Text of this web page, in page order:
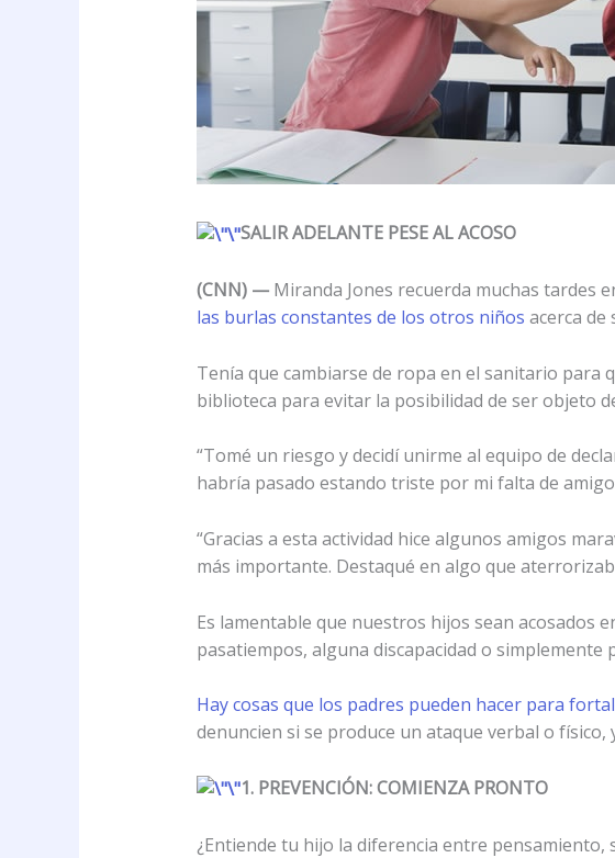
SALIR ADELANTE PESE AL ACOSO
(CNN) — Miranda Jones recuerda muchas tardes
las burlas constantes de los otros niños acerca de
Tenía que cambiarse de ropa en el sanitario para
biblioteca para evitar la posibilidad de ser objeto
“Tomé un riesgo y decidí unirme al equipo de
habría pasado estando triste por mi falta de
“Gracias a esta actividad hice algunos amigos
más importante. Destaqué en algo que
Es lamentable que nuestros hijos sean acosados
pasatiempos, alguna discapacidad o simplemente
Hay cosas que los padres pueden hacer para
denuncien si se produce un ataque verbal o físico,
1. PREVENCIÓN: COMIENZA PRONTO
¿Entiende tu hijo la diferencia entre pensamiento,